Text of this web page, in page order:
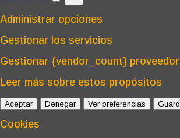
Administrar opciones
Gestionar los servicios
Gestionar {vendor_count}
Leer más sobre estos propósitos
Aceptar Denegar Ver preferencias
Cookies